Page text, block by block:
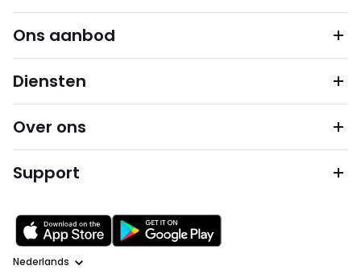
Ons aanbod
Diensten
Over ons
Support
Taal